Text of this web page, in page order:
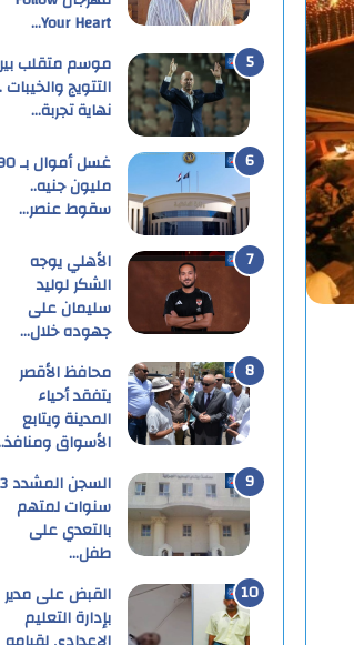
Your Heart…
موسم متقلب
التتويج والخيبات
نهاية تجربة…
غسل
مليون جنيه..
سقوط عنصر…
الأهلي يوجه
الشكر لوليد
سليمان على
جهوده خلال…
محافظ الأقصر
يتفقد أحياء
المدينة ويتابع
الأسواق
السجن المشدد 3
سنوات لمتهم
بالتعدي على
طفل…
القبض على مدير
بإدارة التعليم